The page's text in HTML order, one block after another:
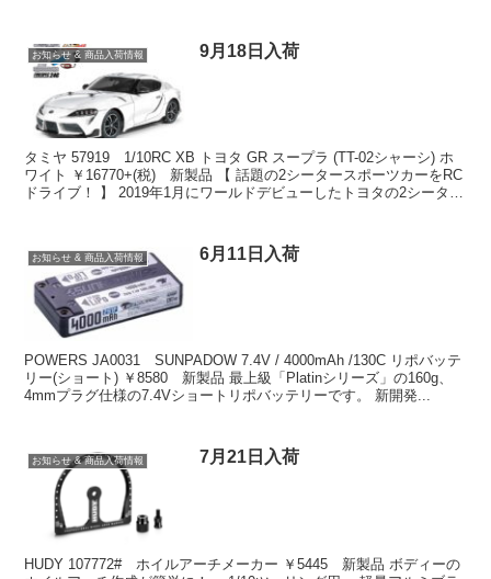
お知らせ & 商品入荷情報 9月18日入荷
タミヤ 57919 1/10RC XB トヨタ GR スープラ (TT-02シャーシ) ホ
ワイト ￥16770+(税) 新製品 【 話題の2シータースポーツカーをRC
ドライブ！ 】 2019年1月にワールドデビューしたトヨタの2シーター
お知らせ & 商品入荷情報 6月11日入荷
POWERS JA0031 SUNPADOW 7.4V / 4000mAh /130C リポバッテ
リー(ショート) ￥8580 新製品 最上級「Platinシリーズ」の160g、
4mmプラグ仕様の7.4Vショートリポバッテリーです。 新開発...
お知らせ & 商品入荷情報 7月21日入荷
HUDY 107772# ホイルアーチメーカー ￥5445 新製品 ボディーの